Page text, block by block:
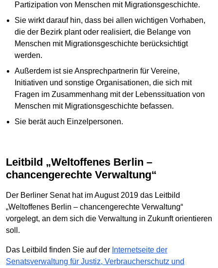
Partizipation von Menschen mit Migrationsgeschichte.
Sie wirkt darauf hin, dass bei allen wichtigen Vorhaben,
die der Bezirk plant oder realisiert, die Belange von
Menschen mit Migrationsgeschichte berücksichtigt
werden.
Außerdem ist sie Ansprechpartnerin für Vereine,
Initiativen und sonstige Organisationen, die sich mit
Fragen im Zusammenhang mit der Lebenssituation von
Menschen mit Migrationsgeschichte befassen.
Sie berät auch Einzelpersonen.
Leitbild „Weltoffenes Berlin –
chancengerechte Verwaltung“
Der Berliner Senat hat im August 2019 das Leitbild
„Weltoffenes Berlin – chancengerechte Verwaltung“
vorgelegt, an dem sich die Verwaltung in Zukunft orientieren
soll.
Das Leitbild finden Sie auf der Internetseite der
Senatsverwaltung für Justiz, Verbraucherschutz und